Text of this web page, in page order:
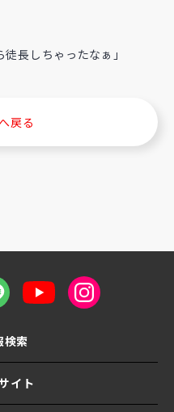
長しちゃったなぁ」
戻る
検索
イト